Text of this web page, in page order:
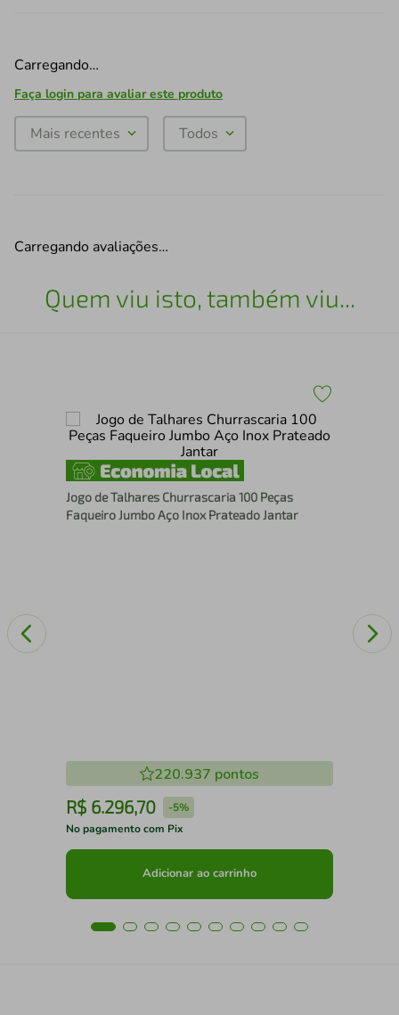
Carregando…
Faça login para avaliar este produto
Mais recentes Todos
Carregando avaliações…
Quem viu isto, também viu...
Jogo de Talhares Churrascaria 100 Peças
Faqueiro Jumbo Aço Inox Prateado Jantar
220.937 pontos
R$ 6.296,70 -5%
No pagamento com Pix
Adicionar ao carrinho